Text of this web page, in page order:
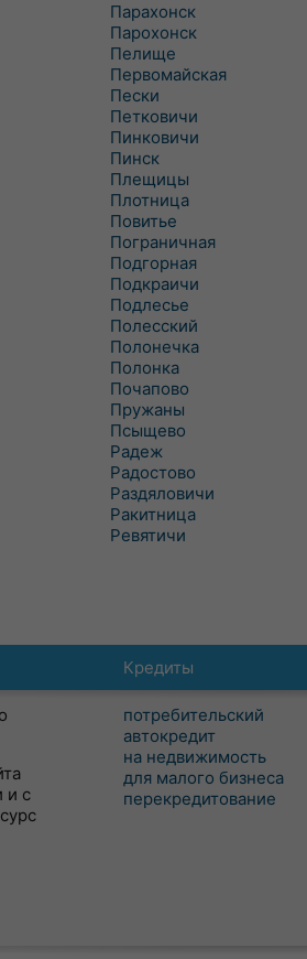
Парахонск
Парохонск
Пелище
Первомайская
Пески
Петковичи
Пинковичи
Пинск
Плещицы
Плотница
Повитье
Пограничная
Подгорная
Подкраичи
Подлесье
Полесский
Полонечка
Полонка
Почапово
Пружаны
Псыщево
Радеж
Радостово
Раздяловичи
Ракитница
Ревятичи
Кредиты
потребительский
автокредит
на недвижимость
для малого бизнеса
перекредитование
и с